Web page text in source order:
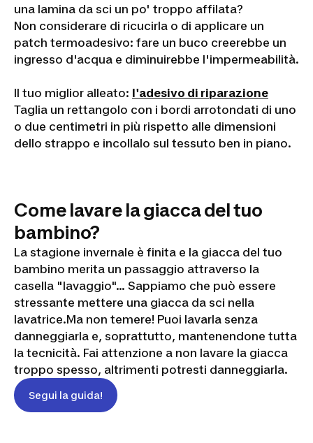
Cura e
di una
giacca da
sci per
una lamina da sci un po' troppo affilata?
Non considerare di ricucirla o di applicare un
patch termoadesivo: fare un buco creerebbe un
ingresso d'acqua e diminuirebbe l'impermeabilità.
Il tuo miglior alleato: l'adesivo di riparazione
Taglia un rettangolo con i bordi arrotondati di uno
o due centimetri in più rispetto alle dimensioni
dello strappo e incollalo sul tessuto ben in piano.
Come lavare la giacca del tuo
bambino?
La stagione invernale è finita e la giacca del tuo
bambino merita un passaggio attraverso la
casella "lavaggio"... Sappiamo che può essere
stressante mettere una giacca da sci nella
lavatrice.Ma non temere! Puoi lavarla senza
danneggiarla e, soprattutto, mantenendone tutta
la tecnicità. Fai attenzione a non lavare la giacca
troppo spesso, altrimenti potresti danneggiarla.
Segui la guida!